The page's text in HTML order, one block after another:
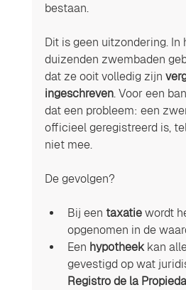
bestaan.
Dit is geen uitzondering. In
duizenden zwembaden
dat ze ooit volledig zijn
ingeschreven. Voor een
dat een probleem: een
officieel geregistreerd is,
niet mee.
De gevolgen?
Bij een taxatie wordt
opgenomen in de
Een hypotheek kan
gevestigd op wat
Registro de la